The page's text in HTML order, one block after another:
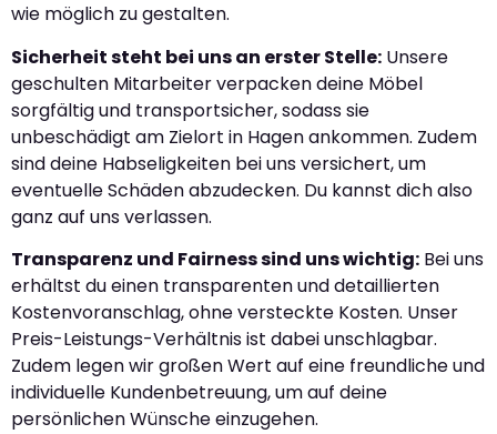
wie möglich zu gestalten.
Sicherheit steht bei uns an erster Stelle: Unsere
geschulten Mitarbeiter verpacken deine Möbel
sorgfältig und transportsicher, sodass sie
unbeschädigt am Zielort in Hagen ankommen. Zudem
sind deine Habseligkeiten bei uns versichert, um
eventuelle Schäden abzudecken. Du kannst dich also
ganz auf uns verlassen.
Transparenz und Fairness sind uns wichtig: Bei uns
erhältst du einen transparenten und detaillierten
Kostenvoranschlag, ohne versteckte Kosten. Unser
Preis-Leistungs-Verhältnis ist dabei unschlagbar.
Zudem legen wir großen Wert auf eine freundliche und
individuelle Kundenbetreuung, um auf deine
persönlichen Wünsche einzugehen.